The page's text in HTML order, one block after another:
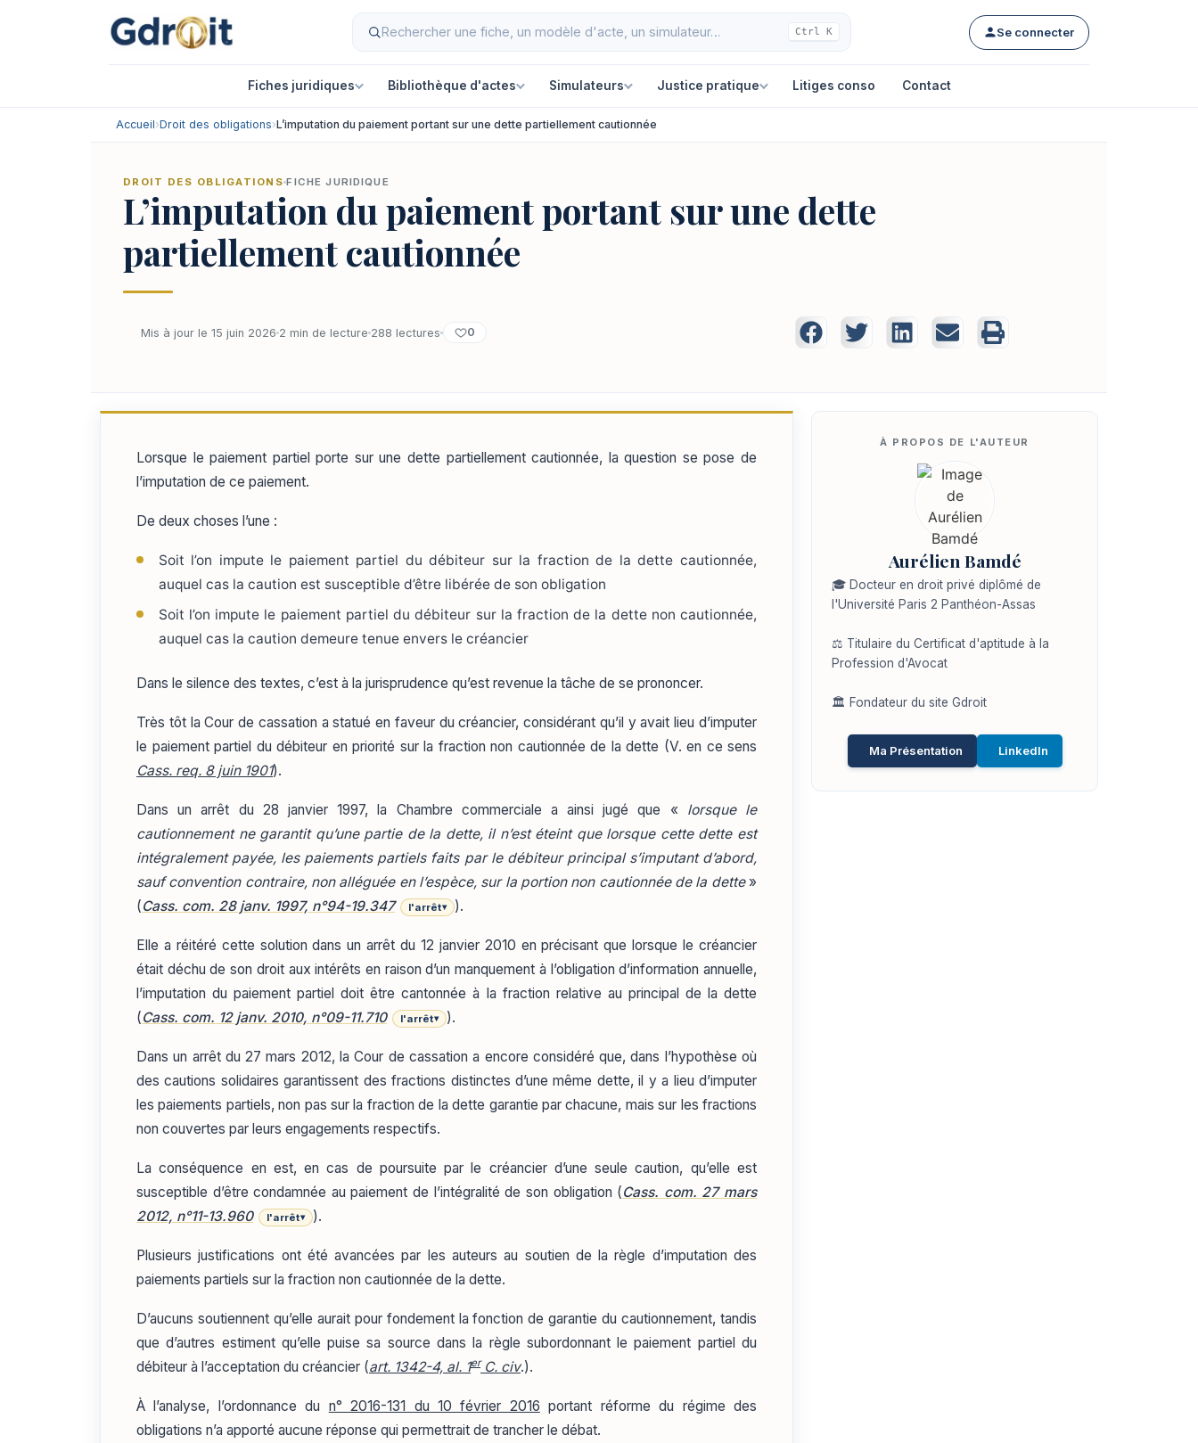
Ctrl K Se connecter
Fiches juridiques Bibliothèque d'actes Simulateurs Justice pratique Litiges conso Contact
Accueil›Droit des obligations›L’imputation du paiement portant sur une dette partiellement cautionnée
DROIT DES OBLIGATIONS FICHE JURIDIQUE
L’imputation du paiement portant sur une dette
partiellement cautionnée
Mis à jour le 15 juin 2026 2 min de lecture 288 lectures 0
Lorsque le paiement partiel porte sur une dette partiellement cautionnée, la question se pose de
l’imputation de ce paiement.
De deux choses l’une :
Soit l’on impute le paiement partiel du débiteur sur la fraction de la dette cautionnée,
auquel cas la caution est susceptible d’être libérée de son obligation
Soit l’on impute le paiement partiel du débiteur sur la fraction de la dette non cautionnée,
auquel cas la caution demeure tenue envers le créancier
Dans le silence des textes, c’est à la jurisprudence qu’est revenue la tâche de se prononcer.
Très tôt la Cour de cassation a statué en faveur du créancier, considérant qu’il y avait lieu d’imputer
le paiement partiel du débiteur en priorité sur la fraction non cautionnée de la dette (V. en ce sens
Cass. req. 8 juin 1901).
Dans un arrêt du 28 janvier 1997, la Chambre commerciale a ainsi jugé que « lorsque le
cautionnement ne garantit qu’une partie de la dette, il n’est éteint que lorsque cette dette est
intégralement payée, les paiements partiels faits par le débiteur principal s’imputant d’abord,
sauf convention contraire, non alléguée en l’espèce, sur la portion non cautionnée de la dette»
(Cass. com. 28 janv. 1997, n°94-19.347 l'arrêt▾ ).
Elle a réitéré cette solution dans un arrêt du 12 janvier 2010 en précisant que lorsque le créancier
était déchu de son droit aux intérêts en raison d’un manquement à l’obligation d’information annuelle,
l’imputation du paiement partiel doit être cantonnée à la fraction relative au principal de la dette
(Cass. com. 12 janv. 2010, n°09-11.710 l'arrêt▾ ).
Dans un arrêt du 27 mars 2012, la Cour de cassation a encore considéré que, dans l’hypothèse où
des cautions solidaires garantissent des fractions distinctes d’une même dette, il y a lieu d’imputer
les paiements partiels, non pas sur la fraction de la dette garantie par chacune, mais sur les fractions
non couvertes par leurs engagements respectifs.
La conséquence en est, en cas de poursuite par le créancier d’une seule caution, qu’elle est
susceptible d’être condamnée au paiement de l’intégralité de son obligation (Cass. com. 27 mars
2012, n°11-13.960
l'arrêt▾ ).
Plusieurs justifications ont été avancées par les auteurs au soutien de la règle d’imputation des
paiements partiels sur la fraction non cautionnée de la dette.
D’aucuns soutiennent qu’elle aurait pour fondement la fonction de garantie du cautionnement, tandis
que d’autres estiment qu’elle puise sa source dans la règle subordonnant le paiement partiel du
débiteur à l’acceptation du créancier (art. 1342-4, al. 1erC. civ.).
À l’analyse, l’ordonnance du n° 2016-131 du 10 février 2016 portant réforme du régime des
obligations n’a apporté aucune réponse qui permettrait de trancher le débat.
Aurélien Bamdé
🎓 Docteur en droit privé diplômé de
l'Université Paris 2 Panthéon-Assas
⚖️ Titulaire du Certificat d'aptitude à la
Profession d'Avocat
🏛️ Fondateur du site Gdroit
Ma Présentation LinkedIn